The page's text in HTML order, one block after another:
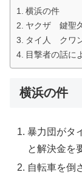
横浜の件
ヤクザ 鍵聖
タイ人 クワ
目撃者の話に
横浜の件
暴力団がタ
と解決金を
自転車を倒